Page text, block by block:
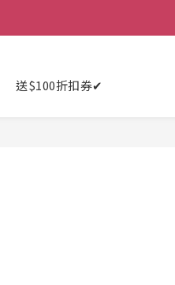
送$100折扣券✔